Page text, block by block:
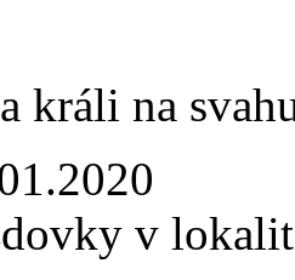
králi na
v